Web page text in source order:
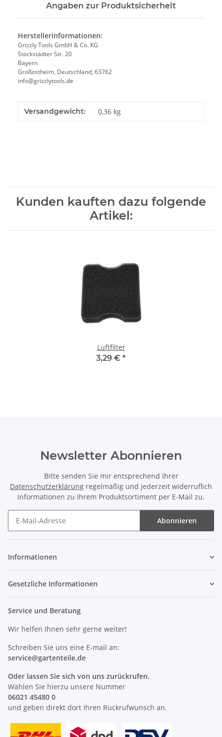
Angaben zur Produktsicherheit
Herstellerinformationen:
Grizzly Tools GmbH & Co. KG
Stockstädter Str. 20
Bayern
Großostheim, Deutschland, 63762
info@grizzlytools.de
Produkteigenschaft
Wert
Versandgewicht: 0,36 kg
Kunden kauften dazu folgende
Artikel:
Luftfilter
3,29 € *
Newsletter Abonnieren
Bitte senden Sie mir entsprechend Ihrer
Datenschutzerklärung regelmäßig und jederzeit widerruflich
Informationen zu Ihrem Produktsortiment per E-Mail zu.
Abonnieren
Informationen
Gesetzliche Informationen
Service und Beratung
Wir helfen Ihnen sehr gerne weiter!
Schreiben Sie uns eine E-mail an:
service@gartenteile.de
Oder lassen Sie sich von uns zurückrufen.
Wählen Sie hierzu unsere Nummer
06021 45480 0
und geben direkt dort Ihren Rückrufwunsch an.